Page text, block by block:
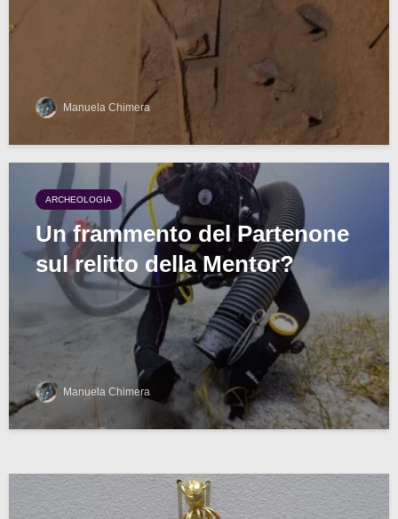
Manuela Chimera
ARCHEOLOGIA
Un frammento del Partenone
sul relitto della Mentor?
Manuela Chimera